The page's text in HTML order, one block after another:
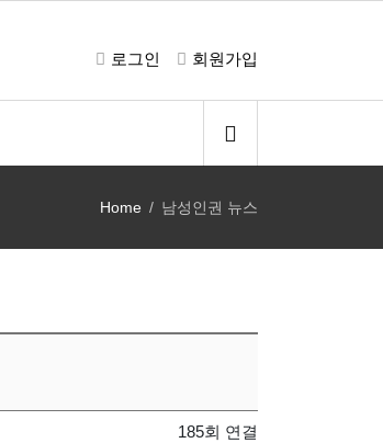
로그인 회원가입
Home 남성인권 뉴스
185회 연결